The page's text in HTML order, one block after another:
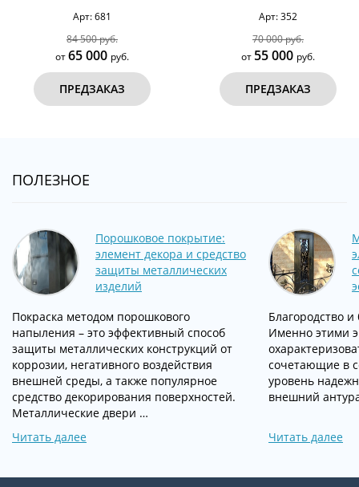
Арт: 352
70 000 руб.
от55 000 руб.
ПРЕДЗАКАЗ
Арт: 666
168 000 руб.
от140 000руб.
ПРЕДЗАКАЗ
ПОЛЕЗНОЕ
Порошковое покрытие:
элемент декора и средство
защиты металлических
изделий
Покраска методом порошкового
напыления – это эффективный способ
защиты металлических конструкций от
коррозии, негативного воздействия
внешней среды, а также популярное
средство декорирования поверхностей.
Металлические двери …
Читать далее
Благородство
Именно этими
сочетающие в
уровень
внешний
Читать далее